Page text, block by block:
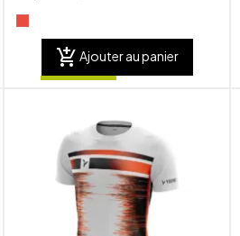
add_shopping_cart Ajouter au panier